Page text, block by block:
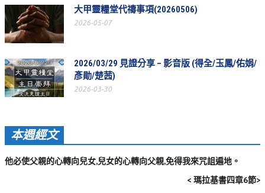
活動相簿
聚會剪影
聚會剪影_2026年
聚會剪影_2025年
聚會剪影_2023年
聚會剪影_2022年
大甲靈糧堂代禱事項(20260506)
2026-05-07
2026/03/29 見證分享 – 影音版 (得全/玉鳳/佑娟/
彥勛/楚茜)
2026-03-30
本週經文
他必使父親的心轉向兒女,兒女的心轉向父親,免得我來咒詛遍地。
< 瑪拉基書四章6節>